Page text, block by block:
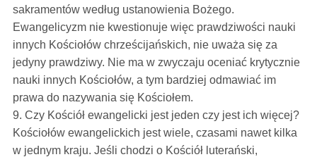
sakramentów według ustanowienia Bożego.
Ewangelicyzm nie kwestionuje więc prawdziwości nauki
innych Kościołów chrześcijańskich, nie uważa się za
jedyny prawdziwy. Nie ma w zwyczaju oceniać krytycznie
nauki innych Kościołów, a tym bardziej odmawiać im
prawa do nazywania się Kościołem.
9. Czy Kościół ewangelicki jest jeden czy jest ich więcej?
Kościołów ewangelickich jest wiele, czasami nawet kilka
w jednym kraju. Jeśli chodzi o Kościół luterański,